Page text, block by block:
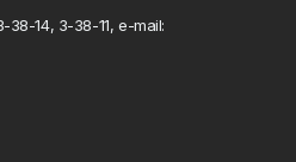
14, 3-38-11, e-mail: